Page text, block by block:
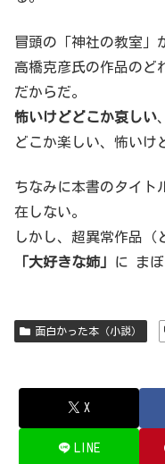
冒頭の「神社の教室」
高橋克彦氏の作品のど
だからだ。
怖いけどどこか哀しい
どこか楽しい、怖いけ
ちなみに本書のタイト
在しない。
しかし、超異常作品（
「大好きな姉」
に ま
面白かった本（小説）
X
LINE